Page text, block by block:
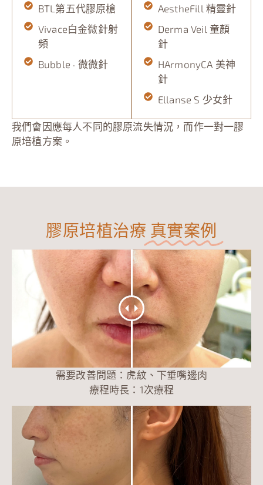
BTL第五代膠原槍
Vivace白金微針射
頻
Bubble · 微微針
AestheFill 精靈針
Derma Veil 童顏
針
HArmonyCA 美神
針
Ellanse S 少女針
我們會因應每人不同的膠原流失情況，而作一對一膠
原培植方案。
膠原培植治療 真實案例
需要改善問題：虎紋、下垂嘴邊肉
療程時長：1次療程